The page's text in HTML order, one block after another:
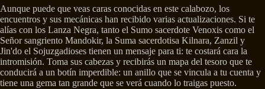
Aunque puede que veas caras conocidas en este calabozo, los
encuentros y sus mecánicas han recibido varias actualizaciones. Si te
alías con los Lanza Negra, tanto el Sumo sacerdote Venoxis como el
Señor sangriento Mandokir, la Suma sacerdotisa Kilnara, Zanzil y
Jin'do el Sojuzgadioses tienen un mensaje para ti: te costará cara la
intromisión. Toma sus cabezas y recibirás un mapa del tesoro que te
conducirá a un botín imperdible: un anillo que se vincula a tu cuenta y
tiene una gema tan grande que se verá cuando lo traigas puesto.